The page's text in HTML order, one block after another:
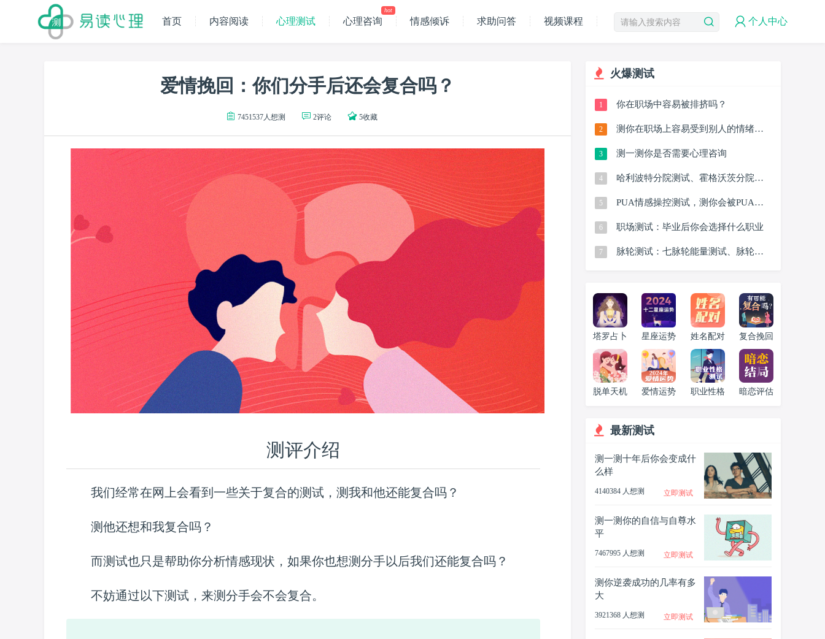
首页 内容阅读 心理测试 心理咨询
hot
情感倾诉 求助问答 视频课程 个人中心
爱情挽回：你们分手后还会复合吗？
7451537人想测 2评论 5收藏
测评介绍
我们经常在网上会看到一些关于复合的测试，测我和他还能复合吗？
测他还想和我复合吗？
而测试也只是帮助你分析情感现状，如果你也想测分手以后我们还能复合吗？
不妨通过以下测试，来测分手会不会复合。
火爆测试
1 你在职场中容易被排挤吗？
2
测你在职场上容易受到别人的情绪影
3 测一测你是否需要心理咨询
4
哈利波特分院测试、霍格沃茨分院测
5
PUA情感操控测试，测你会被PUA
6 职场测试：毕业后你会选择什么职业
7
脉轮测试：七脉轮能量测试、脉轮人
塔罗占卜 星座运势 姓名配对 复合挽回
脱单天机 爱情运势 职业性格 暗恋评估
最新测试
测一测十年后你会变成什
么样
4140384 人想测 立即测试
测一测你的自信与自尊水
平
7467995 人想测 立即测试
测你逆袭成功的几率有多
大
3921368 人想测 立即测试